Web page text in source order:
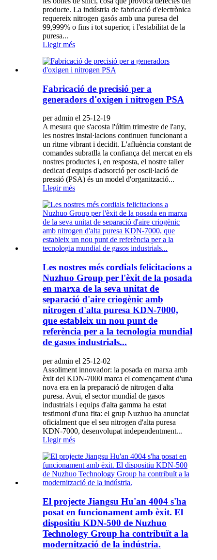
producte. La indústria de fabricació d'electrònica
requereix nitrogen gasós amb una puresa del
99,999% o fins i tot superior, i l'estabilitat de la
puresa...
Llegir més
Fabricació de precisió per a
generadors d'oxigen i nitrogen PSA
per admin el 25-12-19
A mesura que s'acosta l'últim trimestre de l'any,
les nostres instal·lacions continuen funcionant a
un ritme vibrant i decidit. L'afluència constant de
comandes subratlla la confiança del mercat en els
nostres productes i, en resposta, el nostre taller
dedicat d'equips d'adsorció per oscil·lació de
pressió (PSA) és un model d'organització...
Llegir més
Les nostres més cordials felicitacions a
Nuzhuo Group per l'èxit de la posada
en marxa de la seva unitat de
separació d'aire criogènic amb
nitrogen d'alta puresa KDN-7000,
que estableix un nou punt de
referència per a la tecnologia mundial
de gasos industrials...
per admin el 25-12-02
Assoliment innovador: la posada en marxa amb
èxit del KDN-7000 marca el començament d'una
nova era en la preparació de nitrogen d'alta
puresa. Avui, el sector mundial de gasos
industrials i equips d'alta gamma ha estat
testimoni d'una fita: el grup Nuzhuo ha anunciat
oficialment que el seu nitrogen d'alta puresa
KDN-7000, desenvolupat independentment...
Llegir més
El projecte Jiangsu Hu'an 4004 s'ha
posat en funcionament amb èxit. El
dispositiu KDN-500 de Nuzhuo
Technology Group ha contribuït a la
modernització de la indústria.